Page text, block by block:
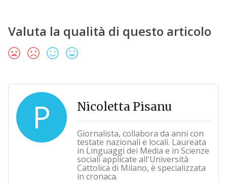
Valuta la qualità di questo articolo
P Nicoletta Pisanu
Giornalista, collabora da anni con
testate nazionali e locali. Laureata
in Linguaggi dei Media e in Scienze
sociali applicate all'Università
Cattolica di Milano, è specializzata
in cronaca.